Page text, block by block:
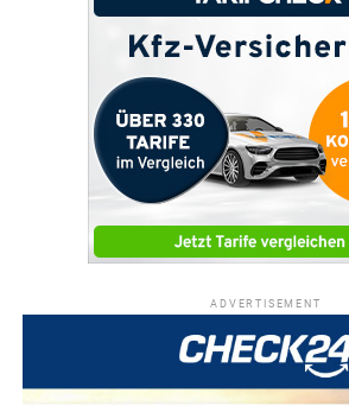
ADVERTISEMENT